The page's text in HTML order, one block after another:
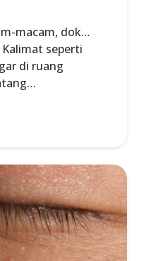
macam, dok…
seperti
di ruang